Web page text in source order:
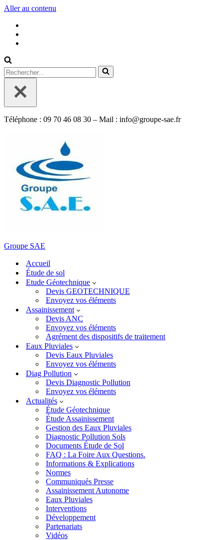
Aller au contenu
Rechercher...
Téléphone : 09 70 46 08 30 – Mail : info@groupe-sae.fr
Groupe SAE
Accueil
Étude de sol
Etude Géotechnique
Devis GEOTECHNIQUE
Envoyez vos éléments
Assainissement
Devis ANC
Envoyez vos éléments
Agrément des dispositifs de traitement
Eaux Pluviales
Devis Eaux Pluviales
Envoyez vos éléments
Diag Pollution
Devis Diagnostic Pollution
Envoyez vos éléments
Actualités
Étude Géotechnique
Étude Assainissement
Gestion des Eaux Pluviales
Diagnostic Pollution Sols
Documents Étude de Sol
FAQ : La Foire Aux Questions.
Informations & Explications
Normes
Communiqués Presse
Assainissement Autonome
Eaux Pluviales
Interventions
Développement
Partenariats
Vidéos